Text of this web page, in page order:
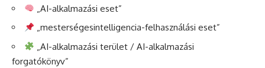
„AI-alkalmazási eset”
„mesterségesintelligencia-felhasználási eset”
„AI-alkalmazási terület / AI-alkalmazási
forgatókönyv”